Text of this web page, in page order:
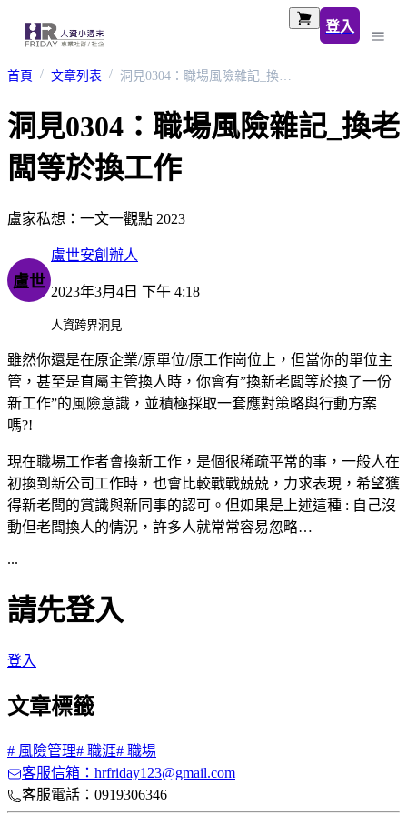
登入
首頁 文章列表 洞見0304：職場風險雜記_換老闆等於換工作
洞見0304：職場風險雜記_換老
闆等於換工作
盧家私想：一文一觀點 2023
盧世
盧世安創辦人
2023年3月4日 下午 4:18
人資跨界洞見
雖然你還是在原企業/原單位/原工作崗位上，但當你的單位主
管，甚至是直屬主管換人時，你會有”換新老闆等於換了一份
新工作”的風險意識，並積極採取一套應對策略與行動方案
嗎?!
現在職場工作者會換新工作，是個很稀疏平常的事，一般人在
初換到新公司工作時，也會比較戰戰兢兢，力求表現，希望獲
得新老闆的賞識與新同事的認可。但如果是上述這種 : 自己沒
動但老闆換人的情況，許多人就常常容易忽略…
...
請先登入
登入
文章標籤
# 風險管理# 職涯# 職場
客服信箱：hrfriday123@gmail.com
客服電話：0919306346